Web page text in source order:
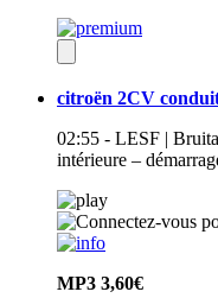
citroën 2CV
02:55 - LESF |
intérieure –
MP3 3,60€